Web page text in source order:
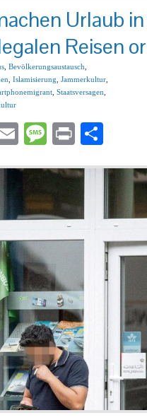
Urlaub
Reisen
Bevölkerungsaustausch
Islamisierung Jammerkultur
Staatsversagen
WhatsApp
EmailMessage
Print